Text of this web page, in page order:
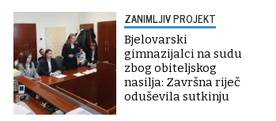
ZANIMLJIV PROJEKT
Bjelovarski
gimnazijalci na sudu
zbog obiteljskog
nasilja: Završna riječ
oduševila sutkinju